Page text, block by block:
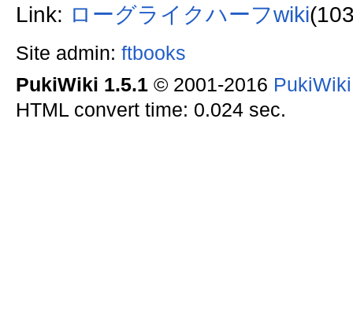
Link: ローグライクハーフwiki
Site admin: ftbooks
PukiWiki 1.5.1© 2001-2016
HTML convert time: 0.024 sec.